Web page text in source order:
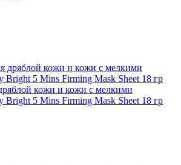
кожи и кожи с мелкими
5 Mins Firming Mask Sheet 18 гр